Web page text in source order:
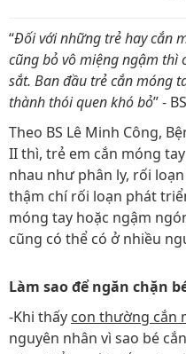
“Đối với những trẻ hay cắn
cũng bỏ vô miệng ngậm thì
sắt. Ban đầu trẻ cắn móng
thành thói quen khó bỏ” -
Theo BS Lê Minh Công,
II thì, trẻ em cắn móng
nhau như phân ly, rối
thậm chí rối loạn phát
móng tay hoặc ngậm
cũng có thể có ở nhiều
Làm sao để ngăn chặn
-Khi thấy con thường cắn
nguyên nhân vì sao bé